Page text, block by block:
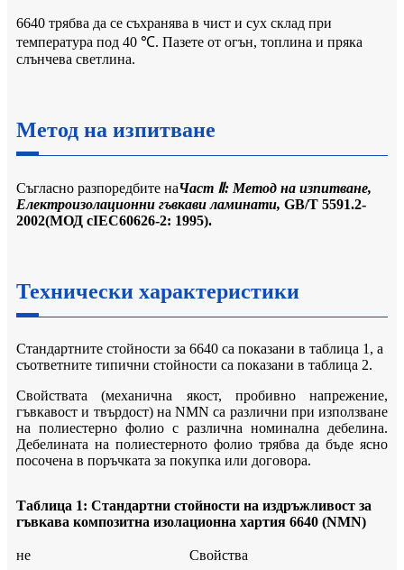
6640 трябва да се съхранява в чист и сух склад при
температура под 40 ℃. Пазете от огън, топлина и пряка
слънчева светлина.
Метод на изпитване
Съгласно разпоредбите наЧаст Ⅱ: Метод на изпитване,
Електроизолационни гъвкави ламинати, GB/T 5591.2-
2002(МОД сIEC60626-2: 1995).
Технически характеристики
Стандартните стойности за 6640 са показани в таблица 1, а
съответните типични стойности са показани в таблица 2.
Свойствата (механична якост, пробивно напрежение,
гъвкавост и твърдост) на NMN са различни при използване
на полиестерно фолио с различна номинална дебелина.
Дебелината на полиестерното фолио трябва да бъде ясно
посочена в поръчката за покупка или договора.
Таблица 1: Стандартни стойности на издръжливост за
гъвкава композитна изолационна хартия 6640 (NMN)
не
Свойства